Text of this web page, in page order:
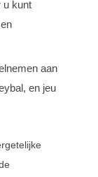
u kunt
aan
en jeu